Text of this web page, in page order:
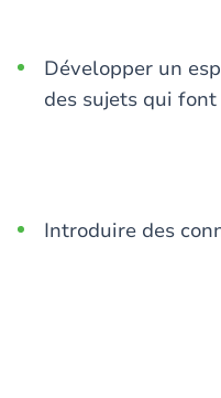
Développer un
des sujets qui font
Introduire des